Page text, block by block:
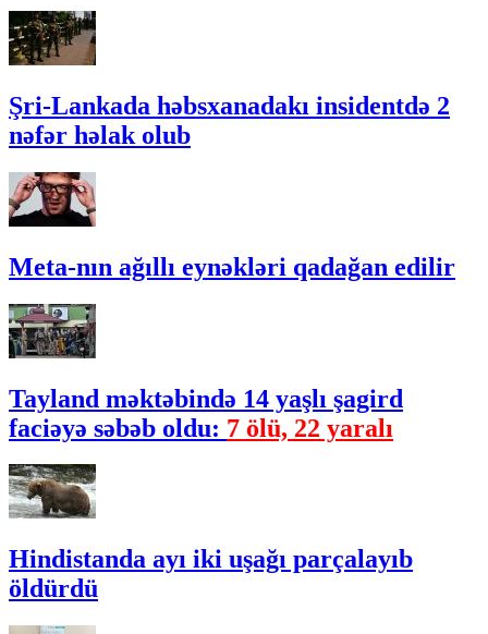
Şri-Lankada həbsxanadakı insidentdə 2
nəfər həlak olub
Meta-nın ağıllı eynəkləri qadağan edilir
Tayland məktəbində 14 yaşlı şagird
faciəyə səbəb oldu: 7 ölü, 22 yaralı
Hindistanda ayı iki uşağı parçalayıb
öldürdü